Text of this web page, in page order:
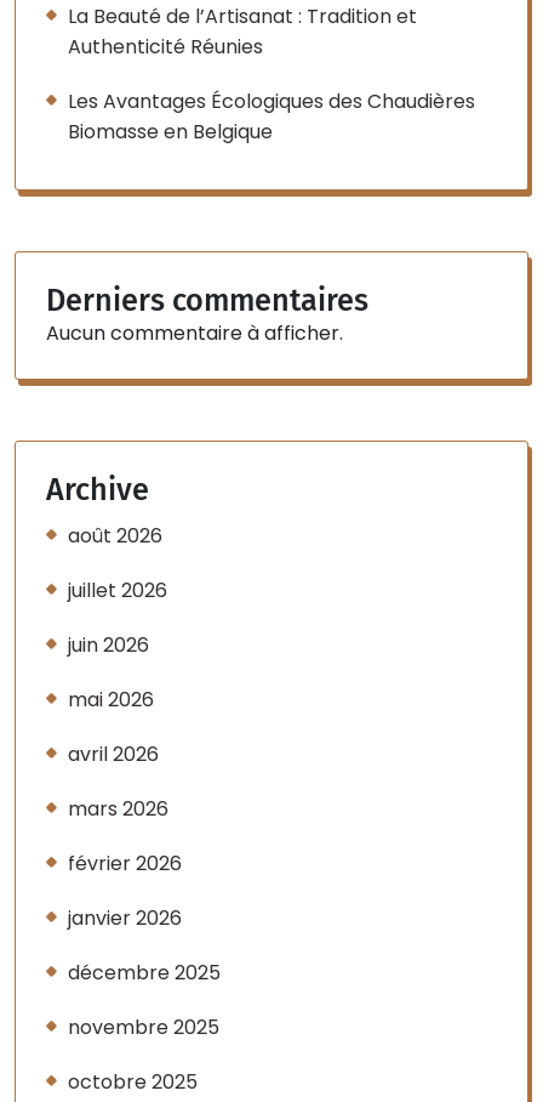
La Beauté de l’Artisanat : Tradition et
Authenticité Réunies
Les Avantages Écologiques des Chaudières
Biomasse en Belgique
Derniers commentaires
Aucun commentaire à afficher.
Archive
août 2026
juillet 2026
juin 2026
mai 2026
avril 2026
mars 2026
février 2026
janvier 2026
décembre 2025
novembre 2025
octobre 2025